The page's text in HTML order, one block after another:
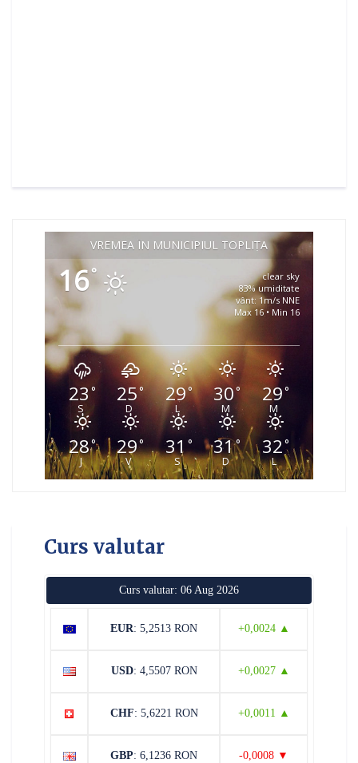
VREMEA ÎN MUNICIPIUL TOPLIȚA
16°
clear sky
83% umiditate
vânt: 1m/s NNE
Max 16 • Min 16
23 °
S
25°
D
29°
L
30°
M
29°
M
28°
J
29°
V
31°
S
31°
D
32°
L
Curs valutar
Curs valutar: 06 Aug 2026
EUR: 5,2513 RON +0,0024 ▲
USD: 4,5507 RON +0,0027 ▲
CHF: 5,6221 RON +0,0011 ▲
GBP: 6,1236 RON -0,0008 ▼